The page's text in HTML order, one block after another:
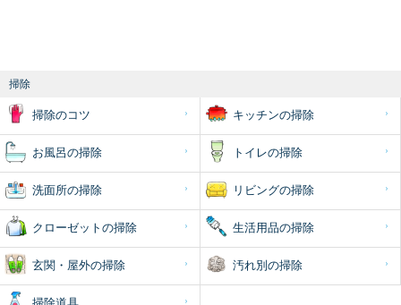
掃除
掃除のコツ キッチンの掃除
お風呂の掃除 トイレの掃除
洗面所の掃除 リビングの掃除
クローゼットの掃除 生活用品の掃除
玄関・屋外の掃除 汚れ別の掃除
掃除道具